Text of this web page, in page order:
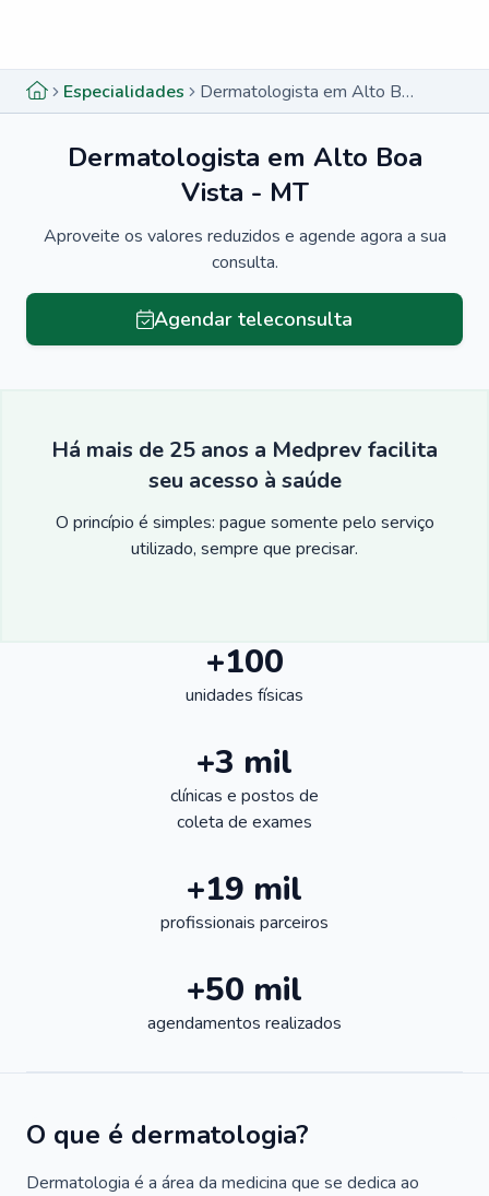
Especialidades Dermatologista em Alto Boa Vista - MT
Dermatologista em Alto Boa
Vista - MT
Aproveite os valores reduzidos e agende agora a sua
consulta.
Agendar teleconsulta
Há mais de 25 anos a Medprev facilita
seu acesso à saúde
O princípio é simples: pague somente pelo serviço
utilizado, sempre que precisar.
+100
unidades físicas
+3 mil
clínicas e postos de
coleta de exames
+19 mil
profissionais parceiros
+50 mil
agendamentos realizados
O que é dermatologia?
Dermatologia é a área da medicina que se dedica ao